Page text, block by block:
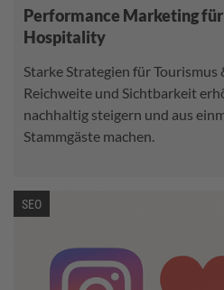
Performance Marketing
Hospitality
Starke Strategien für
Reichweite und Sichtbarkeit
nachhaltig steigern und aus
Stammgäste machen.
SEO